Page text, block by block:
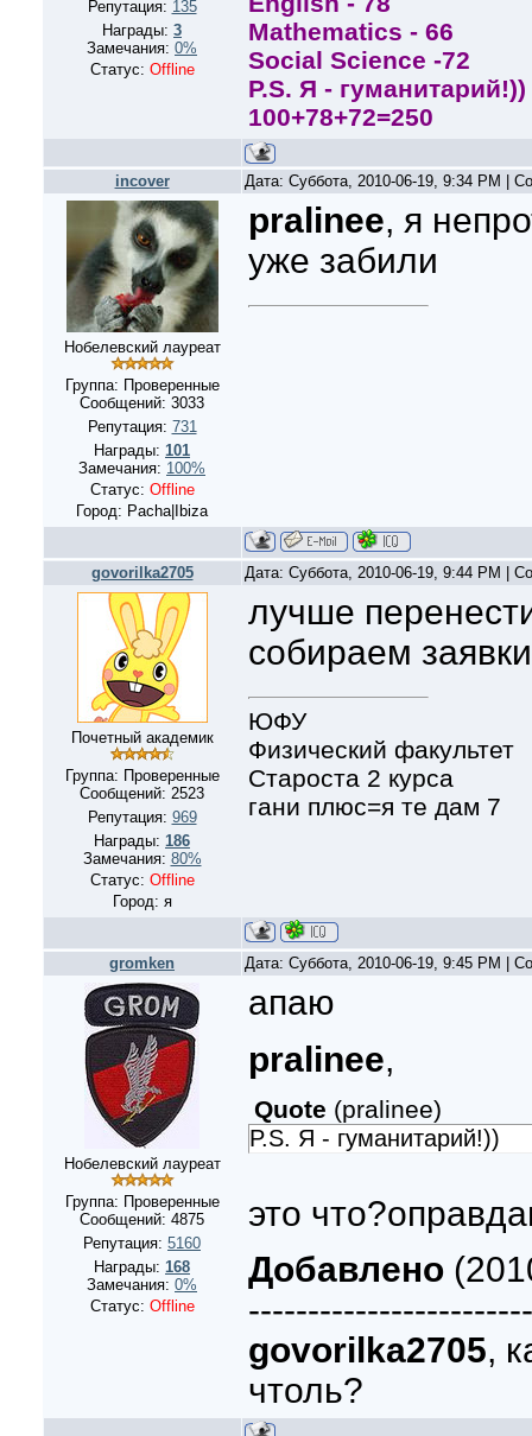
Репутация: 135
Награды: 3
Замечания: 0%
Статус: Offline
Mathematics - 66
Social Scienсe -72
P.S. Я - гуманитарий!))
100+78+72=250
incover Дата: Суббота, 2010-06-19, 9:34 PM |
Нобелевский лауреат
Группа: Проверенные
Сообщений: 3033
Репутация: 731
Награды: 101
Замечания: 100%
Статус: Offline
Город: Pacha|Ibiza
pralinee, я
уже забили
govorilka2705 Дата: Суббота, 2010-06-19, 9:44 PM |
Почетный академик
Группа: Проверенные
Сообщений: 2523
Репутация: 969
Награды: 186
Замечания: 80%
Статус: Offline
Город: я
лучше
собираем
ЮФУ
Физический факультет
Староста 2 курса
гани плюс=я те дам 7
gromken Дата: Суббота, 2010-06-19, 9:45 PM |
Нобелевский лауреат
Группа: Проверенные
Сообщений: 4875
Репутация: 5160
Награды: 168
Замечания: 0%
Статус: Offline
апаю
pralinee,
Quote (pralinee)
P.S. Я - гуманитарий!))
это
Добавлено
govorilka2705,
чтоль?